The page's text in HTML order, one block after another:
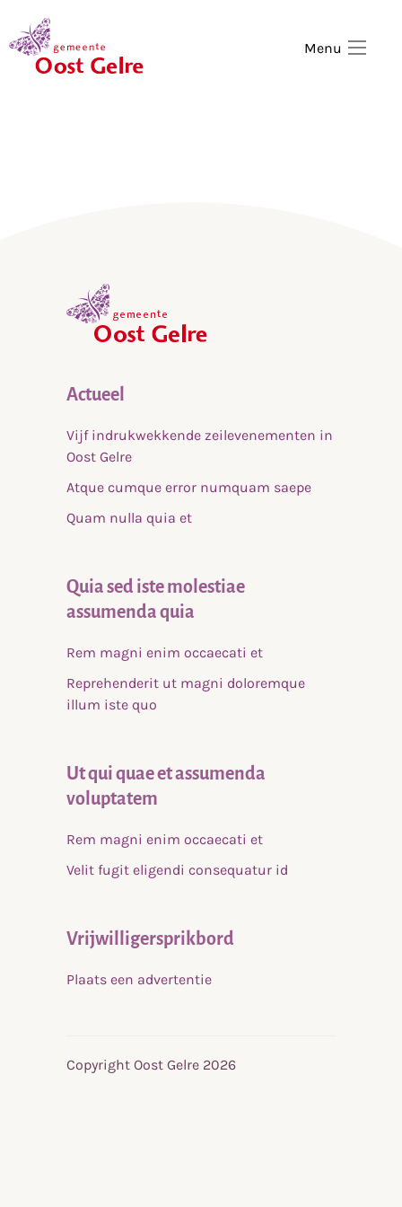
Menu
Actueel
Vijf indrukwekkende zeilevenementen in
Oost Gelre
Atque cumque error numquam saepe
Quam nulla quia et
Quia sed iste molestiae
assumenda quia
Rem magni enim occaecati et
Reprehenderit ut magni doloremque
illum iste quo
Ut qui quae et assumenda
voluptatem
Rem magni enim occaecati et
Velit fugit eligendi consequatur id
Vrijwilligersprikbord
Plaats een advertentie
Copyright Oost Gelre 2026